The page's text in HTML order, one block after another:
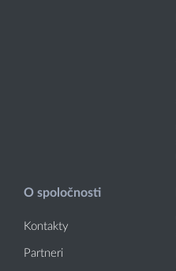
O spoločnosti
Kontakty
Partneri